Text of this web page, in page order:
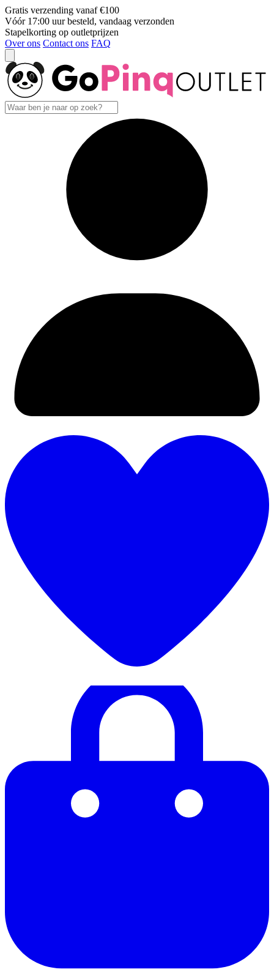
Gratis verzending vanaf €100
Vóór 17:00 uur besteld, vandaag verzonden
Stapelkorting op outletprijzen
Over ons Contact ons FAQ